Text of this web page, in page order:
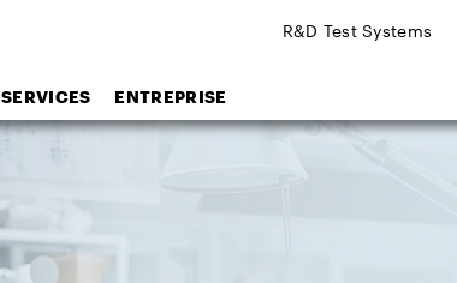
SERVICES ENTREPRISE
R&D Test Systems